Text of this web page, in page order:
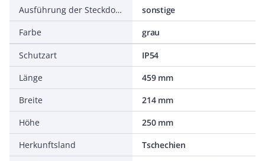
Ausführung der Steckdosen
sonstige
Farbe
grau
Schutzart
IP54
Länge
459 mm
Breite
214 mm
Höhe
250 mm
Herkunftsland
Tschechien